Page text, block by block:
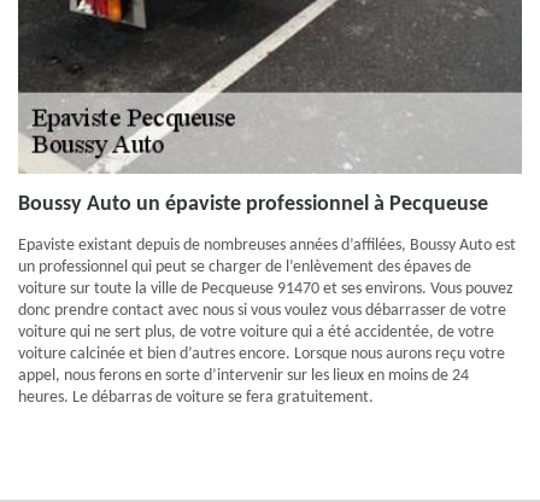
Boussy Auto un épaviste professionnel à Pecqueuse
Epaviste existant depuis de nombreuses années d’affilées, Boussy Auto est
un professionnel qui peut se charger de l’enlèvement des épaves de
voiture sur toute la ville de Pecqueuse 91470 et ses environs. Vous pouvez
donc prendre contact avec nous si vous voulez vous débarrasser de votre
voiture qui ne sert plus, de votre voiture qui a été accidentée, de votre
voiture calcinée et bien d’autres encore. Lorsque nous aurons reçu votre
appel, nous ferons en sorte d’intervenir sur les lieux en moins de 24
heures. Le débarras de voiture se fera gratuitement.